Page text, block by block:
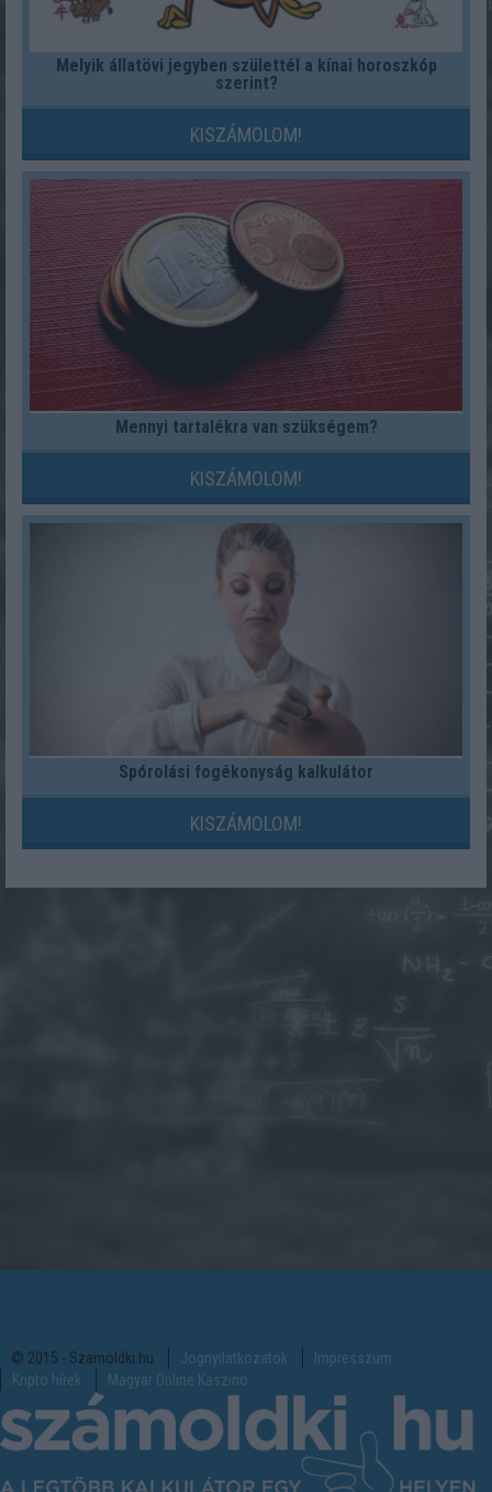
Melyik állatövi jegyben születtél a kínai horoszkóp
szerint?
KISZÁMOLOM!
Mennyi tartalékra van szükségem?
KISZÁMOLOM!
Spórolási fogékonyság kalkulátor
KISZÁMOLOM!
© 2015 - Szamoldki.hu Jognyilatkozatok
Impresszum
Kripto hírek
Magyar Online Kaszino